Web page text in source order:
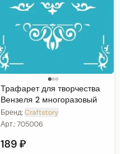
Трафарет для творчества
Вензеля 2 многоразовый
Бренд:Craftstory
Арт.:705006
189 ₽